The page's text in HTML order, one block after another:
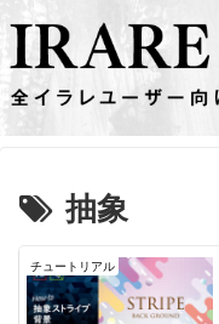
抽象
チュートリアル